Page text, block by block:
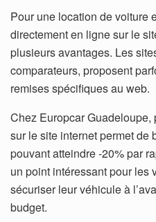
Pour une location de voiture
directement en ligne sur le
plusieurs avantages. Les
comparateurs, proposent
remises spécifiques au web.
Chez Europcar
sur le site internet permet de
pouvant atteindre -20% par
un point intéressant pour les
sécuriser leur véhicule à
budget.